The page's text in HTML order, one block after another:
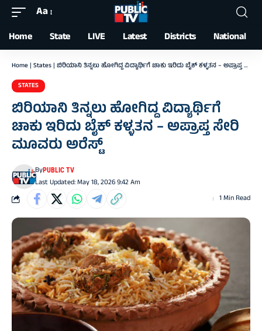
Font
Resizer
Aa
Home State LIVE Latest Districts National
Home | States | ಬಿರಿಯಾನಿ ತಿನ್ನಲು ಹೋಗಿದ್ದ ವಿದ್ಯಾರ್ಥಿಗೆ ಚಾಕು ಇರಿದು ಬೈಕ್‌ ಕಳ್ಳತನ – ಅಪ್ರಾಪ್ತ ಸೇರಿ ಮೂವರು ಅರೆಸ್ಟ್‌
STATES
ಬಿರಿಯಾನಿ ತಿನ್ನಲು ಹೋಗಿದ್ದ ವಿದ್ಯಾರ್ಥಿಗೆ
ಚಾಕು ಇರಿದು ಬೈಕ್‌ ಕಳ್ಳತನ – ಅಪ್ರಾಪ್ತ ಸೇರಿ
ಮೂವರು ಅರೆಸ್ಟ್‌
Last Updated: May 18, 2026 9:42 Am
ByPUBLIC TV
1 Min Read